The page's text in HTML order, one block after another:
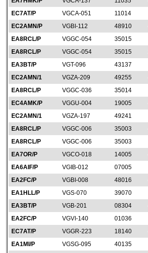
EC7AT/P
VGCA-051 11014
EC2AMN/P
VGBI-112 48910
EA8RCL/P
VGGC-054 35015
EA8RCL/P
VGGC-054 35015
EA3BT/P
VGT-096 43137
EC2AMN/1
VGZA-209 49255
EA8RCL/P
VGGC-036 35014
EC4AMK/P
VGGU-004 19005
EC2AMN/1
VGZA-197 49241
EA8RCL/P
VGGC-006 35003
EA8RCL/P
VGGC-006 35003
EA7OR/P
VGCO-018 14005
EA6AIF/P
VGIB-012 07005
EA2FC/P
VGBI-008 48016
EA1HLL/P
VGS-070 39070
EA3BT/P
VGB-201 08304
EA2FC/P
VGVI-140 01036
EC7AT/P
VGGR-223 18140
EA1MI/P
VGSG-095 40135